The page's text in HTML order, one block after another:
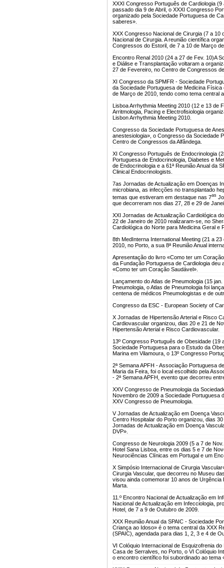
XXXI Congresso Português de Cardiologia (9
passado dia 9 de Abril, o XXXI Congresso
organizado pela Sociedade Portuguesa de
saberes».
XXX Congresso Nacional de Cirurgia (7 a 10
Nacional de Cirurgia. A reunião científica
Congressos do Estoril, de 7 a 10 de Março
Encontro Renal 2010 (24 a 27 de Fev. 10)A
e Diálise e Transplantação voltaram a
27 de Fevereiro, no Centro de Congressos
XI Congresso da SPMFR - Sociedade
da Sociedade Portuguesa de Medicina
de Março de 2010, tendo como tema central
Lisboa Arrhythmia Meeting 2010 (12 e 13 de
Arritmologia, Pacing e Electrofisiologia
Lisbon Arrhythmia Meeting 2010.
Congresso da Sociedade Portuguesa de
anestesiologia», o Congresso da Sociedade
Centro de Congressos da Alfândega.
XI Congresso Português de Endocrinologia
Portuguesa de Endocrinologia, Diabetes e
de Endocrinologia e a 61ª Reunião Anual da
Clinical Endocrinologists.
7as Jornadas de Actualização em Doenças
microbiana, as infecções no transplantado
temas que estiveram em destaque nas 7as
que decorreram nos dias 27, 28 e 29 de
XXI Jornadas de Actualização Cardiológica
22 de Janeiro de 2010 realizaram-se, no
Cardiológica do Norte para Medicina Geral e
8th MedInterna International Meeting (21 a 23
2010, no Porto, a sua 8ª Reunião Anual
Apresentação do livro «Como ter um
da Fundação Portuguesa de Cardiologia deu
«Como ter um Coração Saudável».
Lançamento do Atlas de Pneumologia (15 jan.
Pneumologia, o Atlas de Pneumologia foi
centena de médicos Pneumologistas e de
Congresso da ESC - European Society of
X Jornadas de Hipertensão Arterial e Risco
Cardiovascular organizou, dias 20 e 21 de
Hipertensão Arterial e Risco Cardiovascular.
13º Congresso Português de Obesidade (19
Sociedade Portuguesa para o Estudo da
Marina em Vilamoura, o 13º Congresso
2ª Semana APFH - Associação Portuguesa
Maria da Feira, foi o local escolhido pela
- 2ª Semana APFH, evento que decorreu
XXV Congresso de Pneumologia da
Novembro de 2009 a Sociedade Portuguesa
XXV Congresso de Pneumologia.
V Jornadas de Actualização em Doença
Centro Hospitalar do Porto organizou, dias
Jornadas de Actualização em Doença
DVP».
Congresso de Neurologia 2009 (5 a 7 de
Hotel Sana Lisboa, entre os dias 5 e 7 de
Neurociências Clínicas em Portugal e um
X Simpósio Internacional de Cirurgia Vascular
Cirurgia Vascular, que decorreu no Museu
visou ainda comemorar 10 anos de Urgência
Marta.
11.º Encontro Nacional de Actualização em
Nacional de Actualização em Infecciologia,
Hotel, de 7 a 9 de Outubro de 2009.
XXX Reunião Anual da SPAIC - Sociedade
Criança ao Idoso» é o tema central da XXX
(SPAIC), agendada para dias 1, 2, 3 e 4 de
VI Colóquio Internacional de Esquizofrenia
Casa de Serralves, no Porto, o VI Colóquio
o encontro científico foi subordinado ao